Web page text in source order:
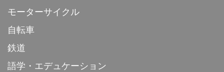
モーターサイクル
自転車
鉄道
語学・エデュケーション